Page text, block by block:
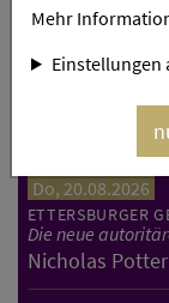
Do, 13.08.2026
ETTERSBURGER
Deutsche
Christoph
Do, 20.08.2026
ETTERSBURGER
Die neue
Nicholas Potter
Mehr
Einstellungen